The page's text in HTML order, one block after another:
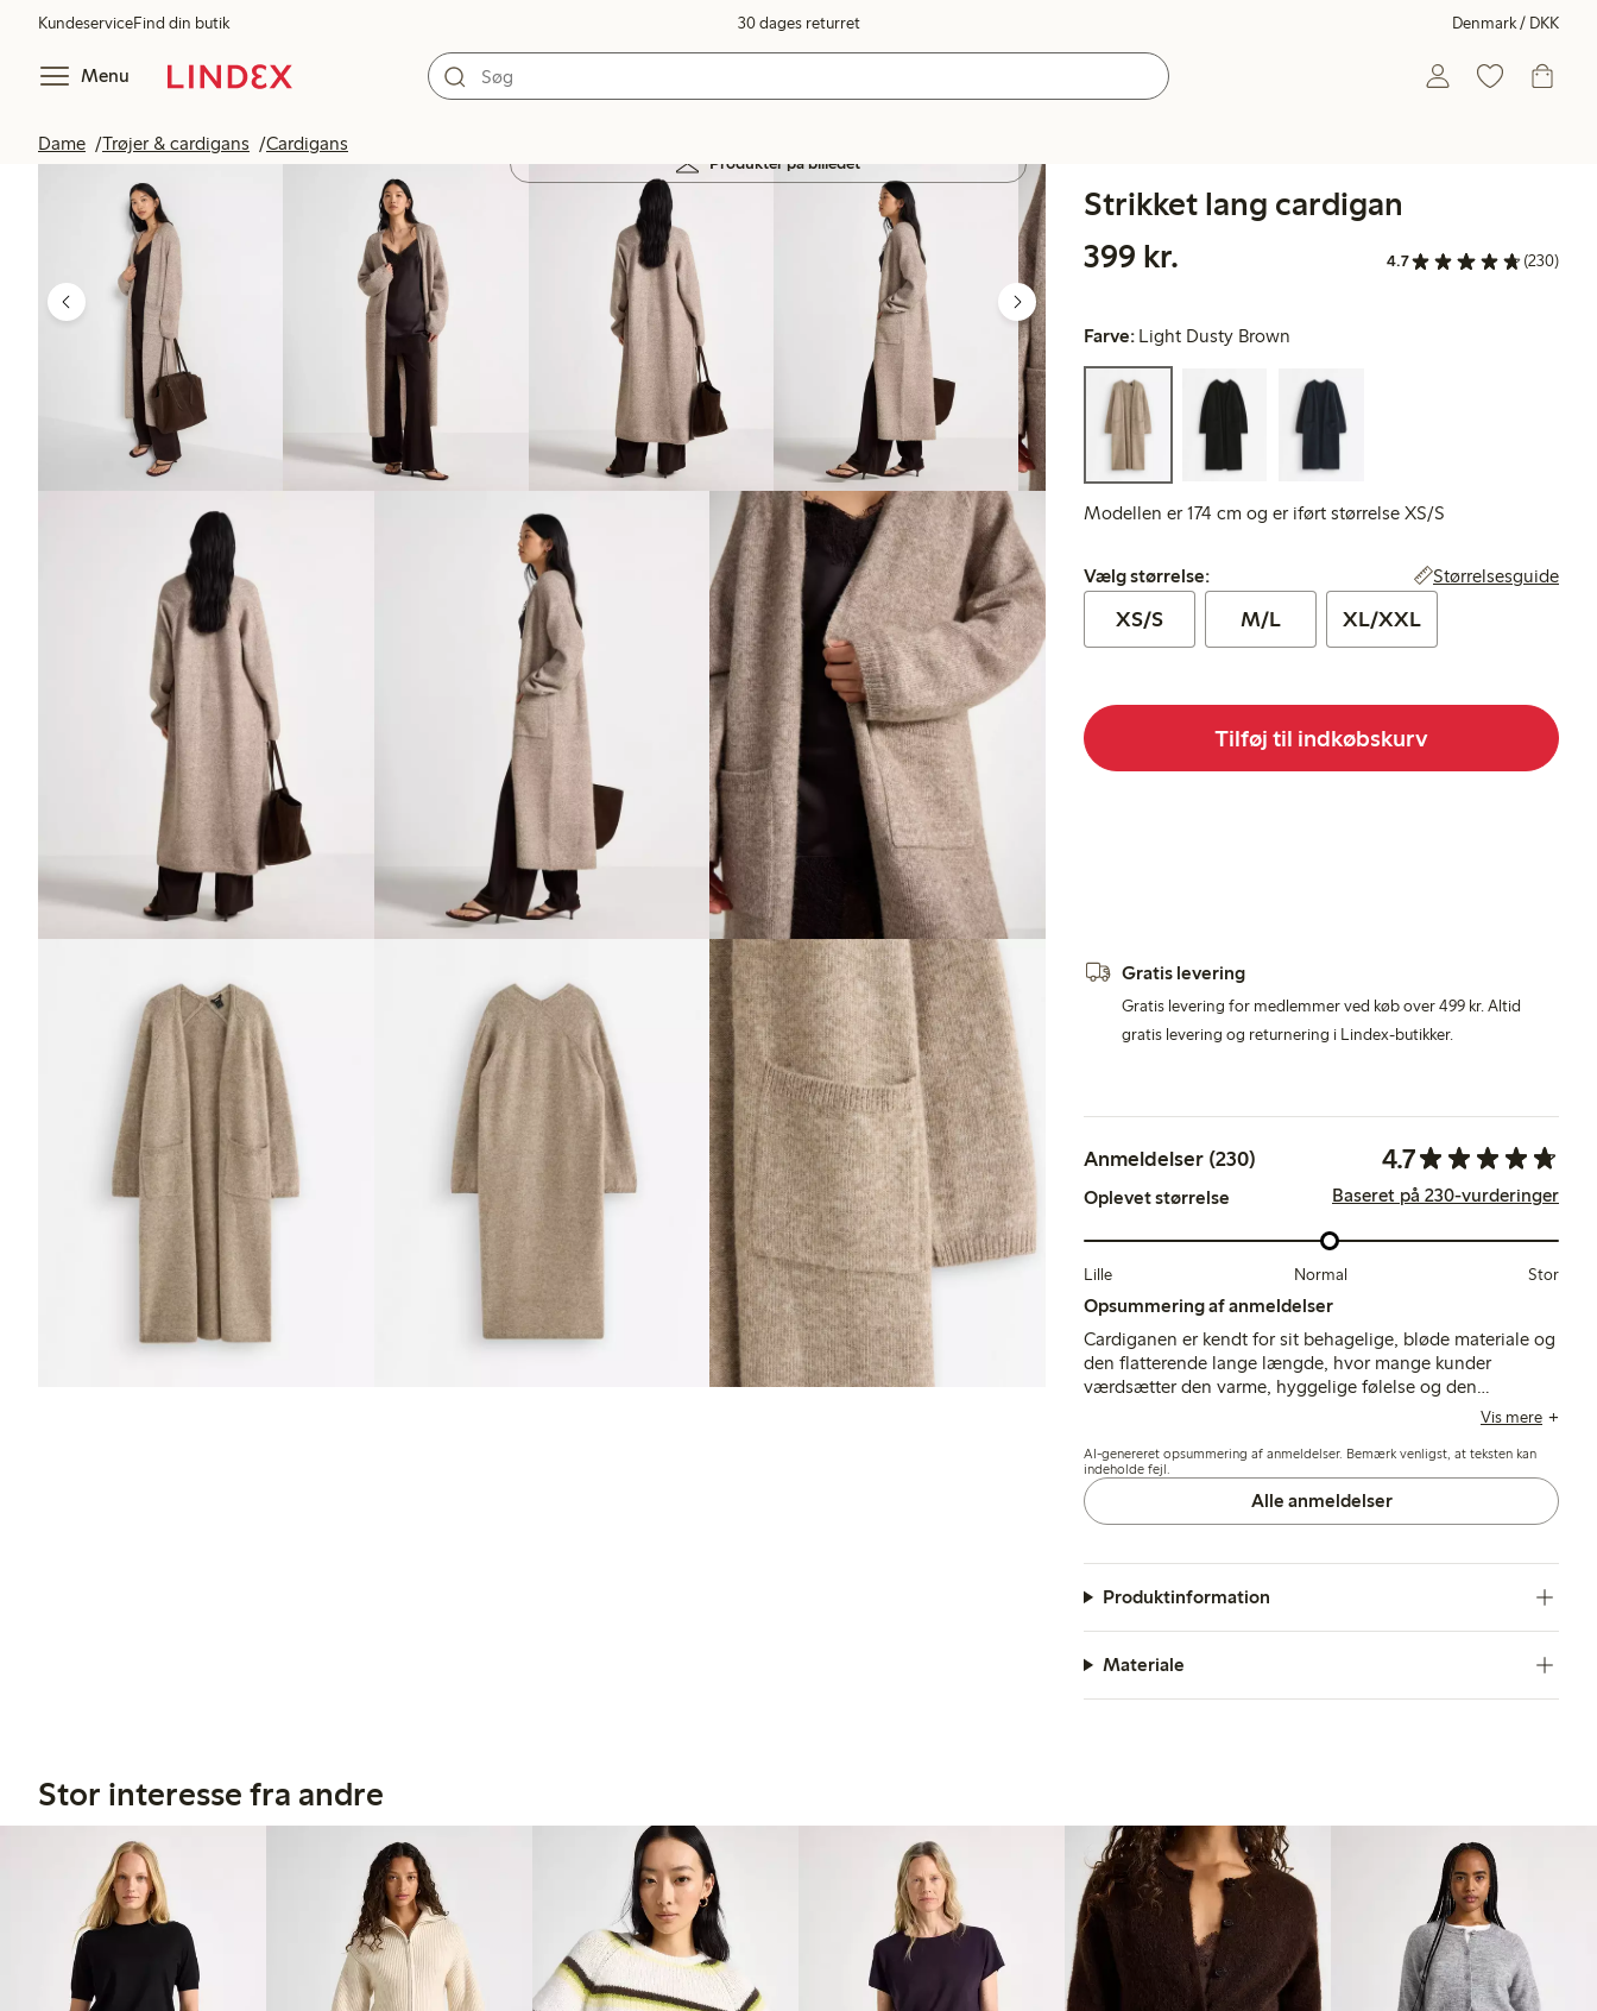
KundeserviceFind din butik 30 dages returret Denmark / DKK
Menu
Dame Trøjer & cardigans Cardigans
Produkter på billedet
Strikket lang cardigan
399 kr.
4.7 (230)
Farve: Light Dusty Brown
Modellen er 174 cm og er iført størrelse XS/S
Vælg størrelse:
Vælg størrelse: Størrelsesguide
XS/S M/L XL/XXL
Tilføj til indkøbskurv
Gratis levering
Gratis levering for medlemmer ved køb over 499 kr. Altid
gratis levering og returnering i Lindex-butikker.
Anmeldelser (230) 4.7
Oplevet størrelse Baseret på 230-vurderinger
Lille Normal Stor
Opsummering af anmeldelser
Cardiganen er kendt for sit behagelige, bløde materiale og
den flatterende lange længde, hvor mange kunder
værdsætter den varme, hyggelige følelse og den
størrelsesægte pasform. Nogle nævner fnug og mindre
farven og stilen op til forventningerne.
Vis mere
AI-genereret opsummering af anmeldelser. Bemærk venligst, at teksten kan
indeholde fejl.
Alle anmeldelser
Produktinformation
Materiale
Stor interesse fra andre